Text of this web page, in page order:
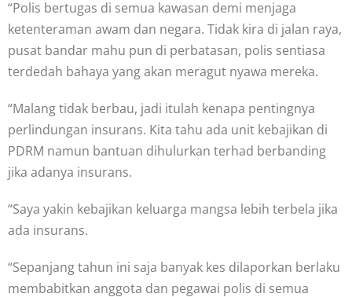
“Polis bertugas di semua kawasan demi menjaga
ketenteraman awam dan negara. Tidak kira di jalan raya,
pusat bandar mahu pun di perbatasan, polis sentiasa
terdedah bahaya yang akan meragut nyawa mereka.
“Malang tidak berbau, jadi itulah kenapa pentingnya
perlindungan insurans. Kita tahu ada unit kebajikan di
PDRM namun bantuan dihulurkan terhad berbanding
jika adanya insurans.
“Saya yakin kebajikan keluarga mangsa lebih terbela jika
ada insurans.
“Sepanjang tahun ini saja banyak kes dilaporkan berlaku
membabitkan anggota dan pegawai polis di semua